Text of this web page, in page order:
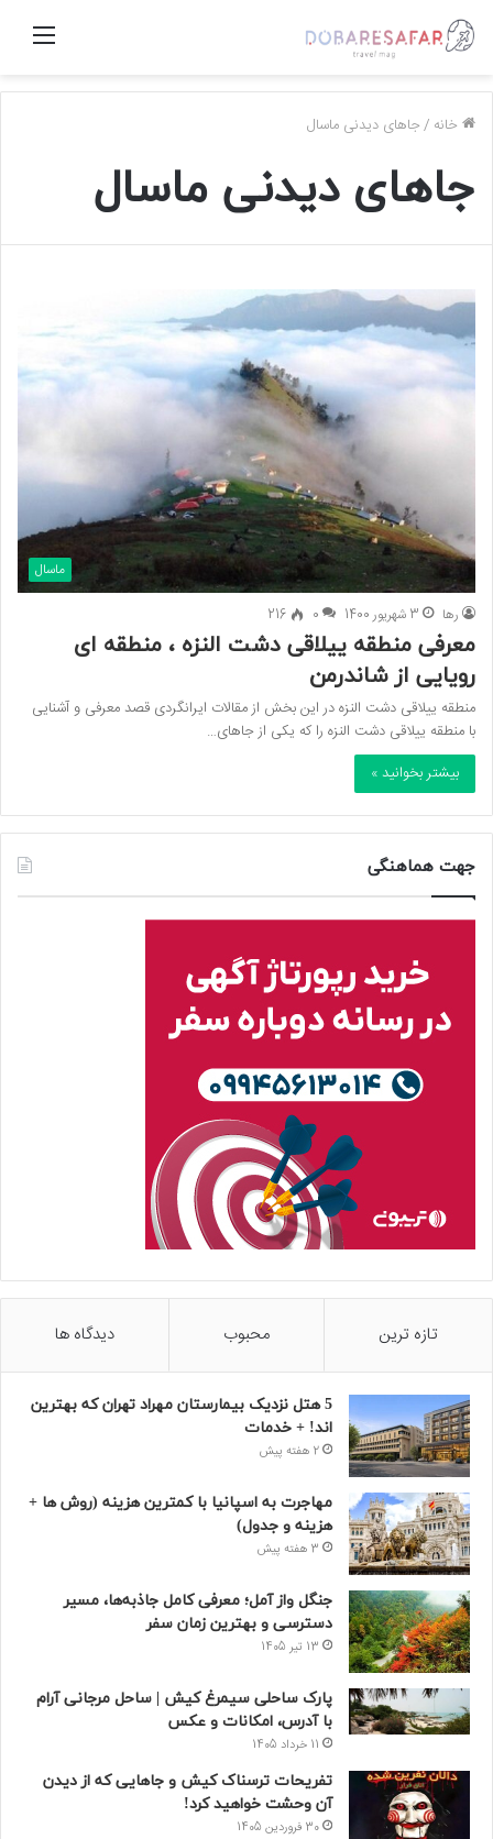
منو
خانه /جاهای دیدنی ماسال
جاهای دیدنی ماسال
ماسال
رها 3 شهریور 1400 0
216
معرفی منطقه ییلاقی دشت النزه ، منطقه ای
رویایی از شاندرمن
منطقه ییلاقی دشت النزه در این بخش از مقالات ایرانگردی قصد معرفی و آشنایی
با منطقه ییلاقی دشت النزه را که یکی از جاهای…
بیشتر بخوانید »
جهت هماهنگی
تازه ترین محبوب دیدگاه ها
5 هتل نزدیک بیمارستان مهراد تهران که بهترین‌
اند! + خدمات
2 هفته پیش
مهاجرت به اسپانیا با کمترین هزینه (روش ها +
هزینه و جدول)
3 هفته پیش
جنگل واز آمل؛ معرفی کامل جاذبه‌ها، مسیر
دسترسی و بهترین زمان سفر
13 تیر 1405
پارک ساحلی سیمرغ کیش | ساحل مرجانی آرام
با آدرس، امکانات و عکس
11 خرداد 1405
تفریحات ترسناک کیش و جاهایی که از دیدن
آن وحشت خواهید کرد!
30 فروردین 1405